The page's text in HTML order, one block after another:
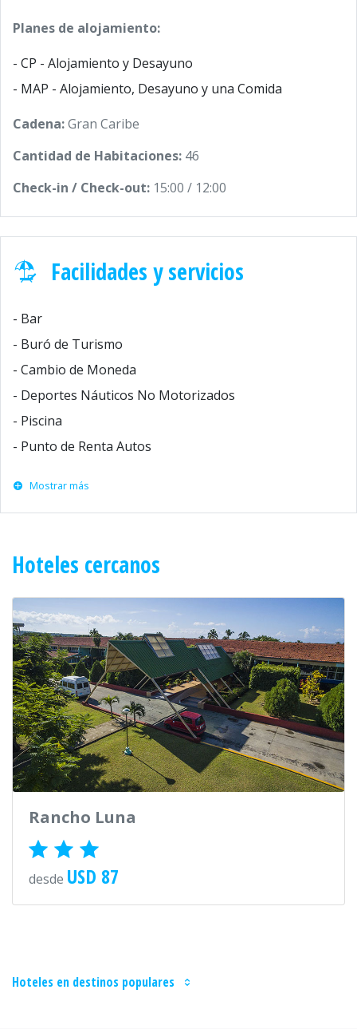
Planes de alojamiento:
- CP - Alojamiento y Desayuno
- MAP - Alojamiento, Desayuno y una Comida
Cadena:Gran Caribe
Cantidad de Habitaciones: 46
Check-in / Check-out: 15:00 / 12:00
Facilidades y servicios
- Bar
- Buró de Turismo
- Cambio de Moneda
- Deportes Náuticos No Motorizados
- Piscina
- Punto de Renta Autos
Mostrar más
Hoteles cercanos
Rancho Luna
desde USD 87
Hoteles en destinos populares